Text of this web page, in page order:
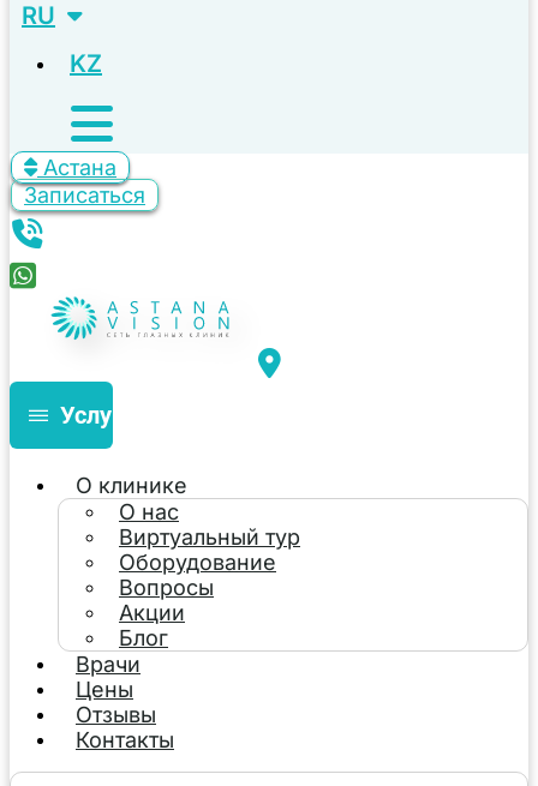
RU
KZ
Астана
Записаться
Услуги
О клинике
О нас
Виртуальный тур
Оборудование
Вопросы
Акции
Блог
Врачи
Цены
Отзывы
Контакты